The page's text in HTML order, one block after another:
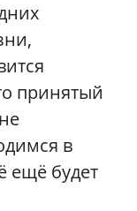
принятый
в
ещё будет